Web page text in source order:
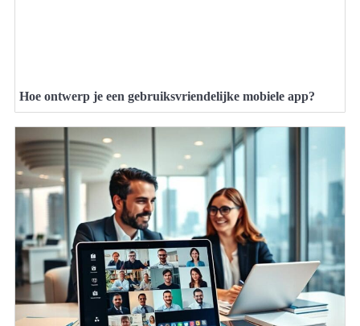
Hoe ontwerp je een gebruiksvriendelijke mobiele app?